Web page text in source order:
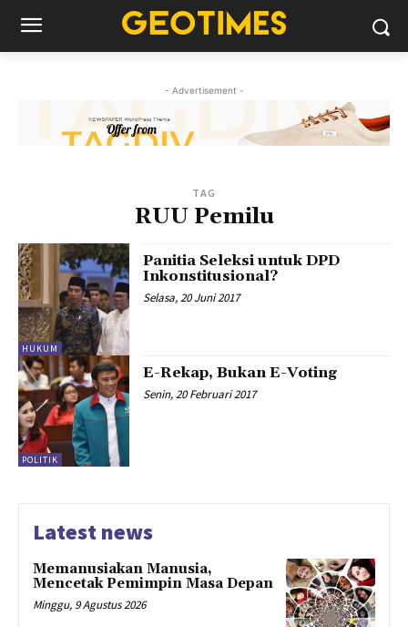
- Advertisement -
TAG
RUU Pemilu
HUKUM
Panitia Seleksi untuk DPD
Inkonstitusional?
Selasa, 20 Juni 2017
POLITIK
E-Rekap, Bukan E-Voting
Senin, 20 Februari 2017
Latest news
Memanusiakan Manusia,
Mencetak Pemimpin Masa Depan
Minggu, 9 Agustus 2026